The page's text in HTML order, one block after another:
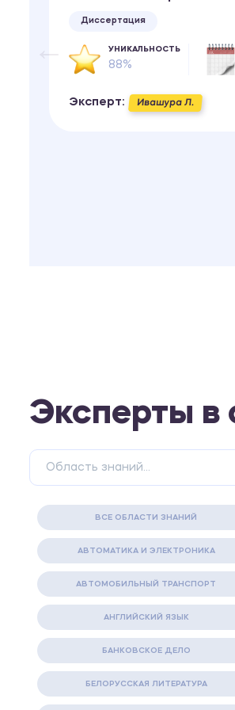
Диссертация
УНИКАЛЬНОСТЬ
88%
Эксперт: Ивашура Л.
Эксперты в
ВСЕ ОБЛАСТИ ЗНАНИЙ
АВТОМАТИКА И ЭЛЕКТРОНИКА
АВТОМОБИЛЬНЫЙ ТРАНСПОРТ
АНГЛИЙСКИЙ ЯЗЫК
БАНКОВСКОЕ ДЕЛО
БЕЛОРУССКАЯ ЛИТЕРАТУРА